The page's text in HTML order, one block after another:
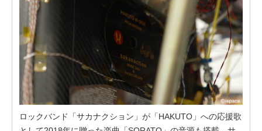
ロックバンド「サカナクション」が「HAKUTO」への応援歌